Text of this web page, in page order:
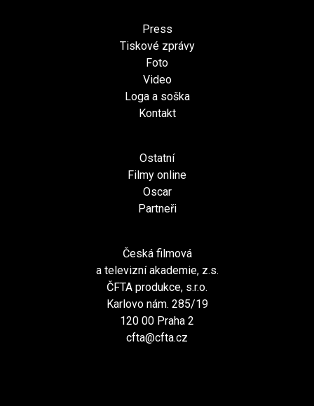
Press
Tiskové zprávy
Foto
Video
Loga a soška
Kontakt
Ostatní
Filmy online
Oscar
Partneři
Česká filmová
a televizní akademie, z.s.
ČFTA produkce, s.r.o.
Karlovo nám. 285/19
120 00 Praha 2
cfta@cfta.cz